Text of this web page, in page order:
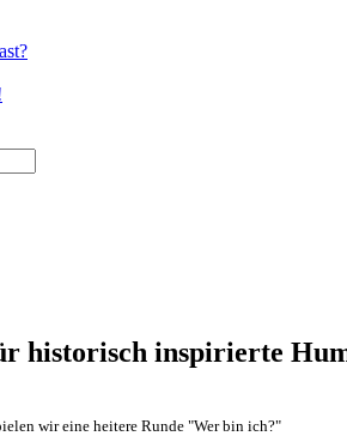
historisch inspirierte
wir eine heitere Runde "Wer bin ich?"